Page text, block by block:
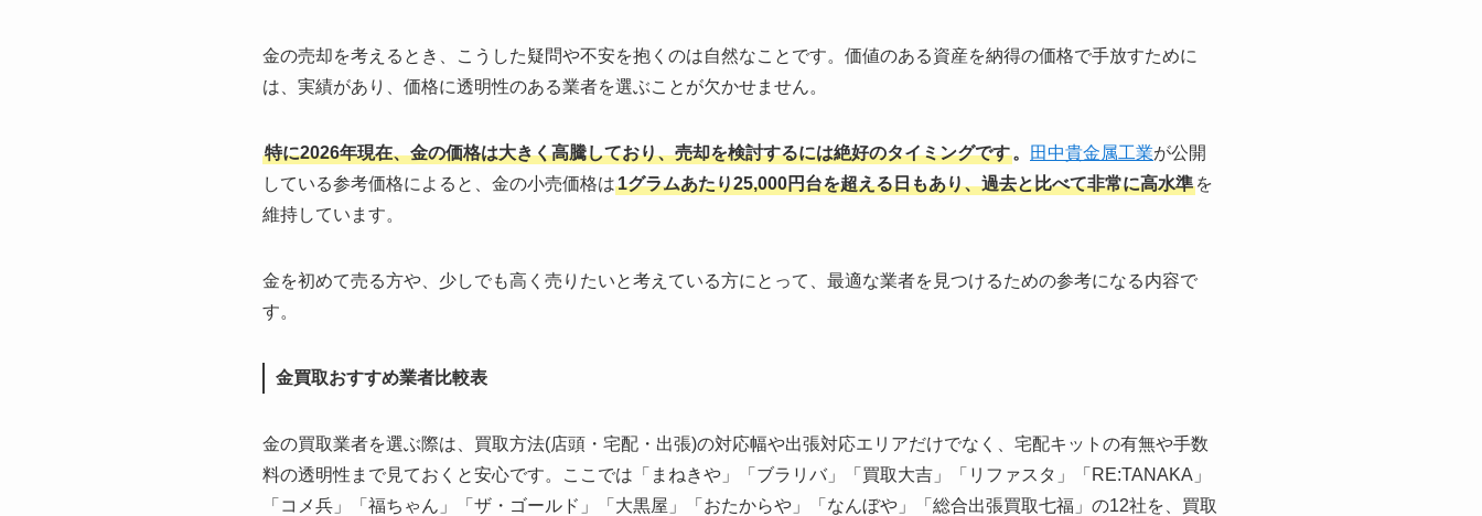
金の売却を考えるとき、こうした疑問や不安を抱くのは自然なことです。価値のある資産を納得の価格で手放すために
は、実績があり、価格に透明性のある業者を選ぶことが欠かせません。
特に2026年現在、金の価格は大きく高騰しており、売却を検討するには絶好のタイミングです。 田中貴金属工業が公開
している参考価格によると、金の小売価格は1グラムあたり25,000円台を超える日もあり、過去と比べて非常に高水準 を
維持しています。
金を初めて売る方や、少しでも高く売りたいと考えている方にとって、最適な業者を見つけるための参考になる内容で
す。
金買取おすすめ業者比較表
金の買取業者を選ぶ際は、買取方法(店頭・宅配・出張)の対応幅や出張対応エリアだけでなく、宅配キットの有無や手数
料の透明性まで見ておくと安心です。ここでは「まねきや」「ブラリバ」「買取大吉」「リファスタ」「RE:TANAKA」
「コメ兵」「福ちゃん」「ザ・ゴールド」「大黒屋」「おたからや」「なんぼや」「総合出張買取七福」の12社を、買取